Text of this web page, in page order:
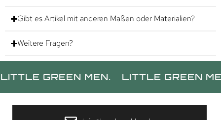
Gibt es Artikel mit anderen Maßen oder Materialien?
Weitere Fragen?
GREEN MEN. LITTLE GREEN MEN.